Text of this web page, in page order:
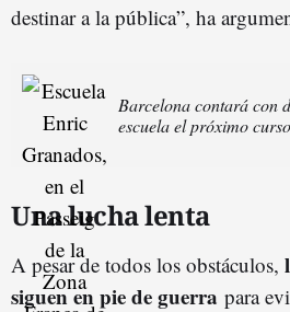
destinar a la pública”, ha
Barcelona contará con
escuela el próximo
Una lucha lenta
A pesar de todos los obstáculos,
siguen en pie de guerra para